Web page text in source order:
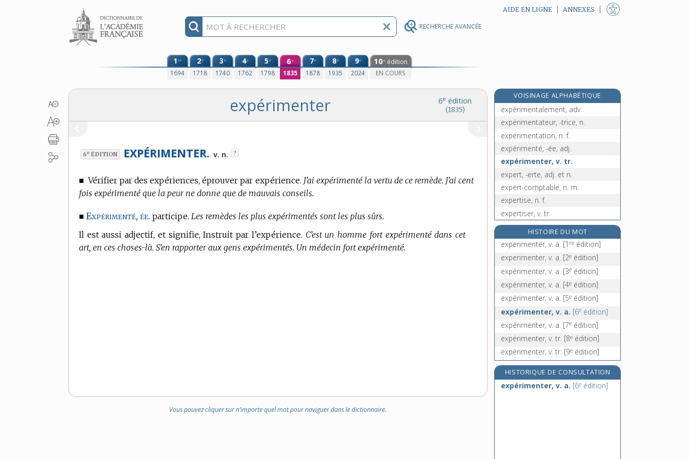
RECHERCHE AVANCÉE
Aller au contenu AIDE EN LIGNE ANNEXES
1re
1694
2e
1718
3e
1740
4e
1762
5e
1798
6e
1835
7e
1878
8e
1935
9e
2024
10e édition
EN COURS
6e édition
(1835)
expérimenter
6e ÉDITION EXPÉRIMENTER. v. n. ?
■Vérifier par des expériences, éprouver par expérience. J’ai expérimenté la vertu de ce remède. J’ai cent
fois expérimenté que la peur ne donne que de mauvais conseils.
■ Expérimenté, ée. participe. Les remèdes les plus expérimentés sont les plus sûrs.
Il est aussi adjectif, et signifie, Instruit par l’expérience. C’est un homme fort expérimenté dans cet
art, en ces choses-là. S’en rapporter aux gens expérimentés. Un médecin fort expérimenté.
Vous pouvez cliquer sur n’importe quel mot pour naviguer dans le dictionnaire.
VOISINAGE ALPHABÉTIQUE
expérimental, -ale, adj.
expérimentalement, adv.
expérimentateur, -trice, n.
expérimentation, n. f.
expérimenté, -ée, adj.
expérimenter, v. tr.
expert, -erte, adj. et n.
expert-comptable, n. m.
expertise, n. f.
expertiser, v. tr.
expiable, adj.
expiateur, -trice, adj.
expiatoire, adj.
expier, v. tr.
HISTOIRE DU MOT
experimenter, v. a. [1 re édition]
experimenter, v. a. [2e édition]
expérimenter, v. a. [3e édition]
expérimenter, v. a. [4e édition]
expérimenter, v. a. [5e édition]
expérimenter, v. a. [6e édition]
expérimenter, v. a. [7e édition]
expérimenter, v. tr. [8e édition]
expérimenter, v. tr. [9e édition]
HISTORIQUE DE CONSULTATION
expérimenter, v. a. [6e édition]